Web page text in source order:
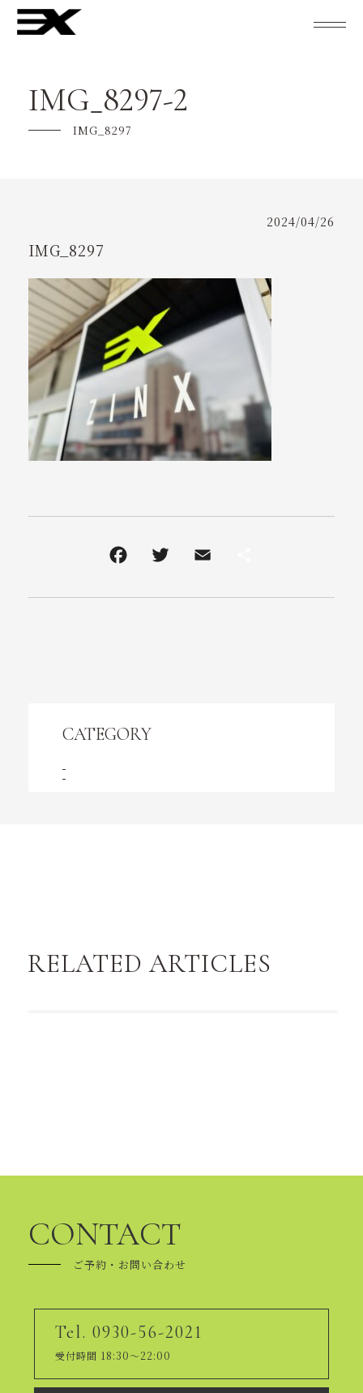
レッスン紹介
スケジュール
KENTO MORIとZINX
ニュース
コンテンツ
アクセス
tel. 0930-56-2021
IMG_8297-2
IMG_8297
2024/04/26
IMG_8297
CATEGORY
RELATED ARTICLES
CONTACT
ご予約・お問い合わせ
Tel. 0930-56-2021
受付時間 18:30～22:00